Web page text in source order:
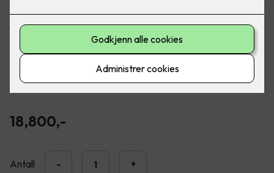
Når du bytter ut innmaten i sikringsskapet ditt får du
jordfeilautomater på alle kurser, og hever dermed
sikkerhetsnivået for deg og ditt hjem betydelig.
Det følger også med et overspenningsvern i pakken.
Overspenningsvern skal beskytte apparater og utstyr koblet
til det elektriske anlegget mot skader ved bl.a. lynnedslag.
18,800,-
Antall - +